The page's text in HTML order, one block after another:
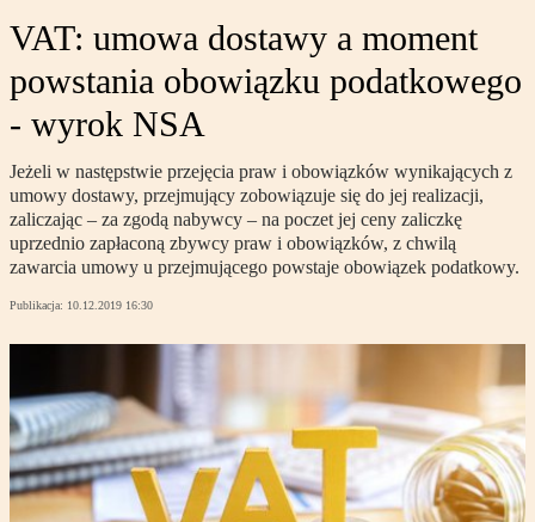
VAT: umowa dostawy a moment
powstania obowiązku podatkowego
- wyrok NSA
Jeżeli w następstwie przejęcia praw i obowiązków wynikających z
umowy dostawy, przejmujący zobowiązuje się do jej realizacji,
zaliczając – za zgodą nabywcy – na poczet jej ceny zaliczkę
uprzednio zapłaconą zbywcy praw i obowiązków, z chwilą
zawarcia umowy u przejmującego powstaje obowiązek podatkowy.
Publikacja: 10.12.2019 16:30